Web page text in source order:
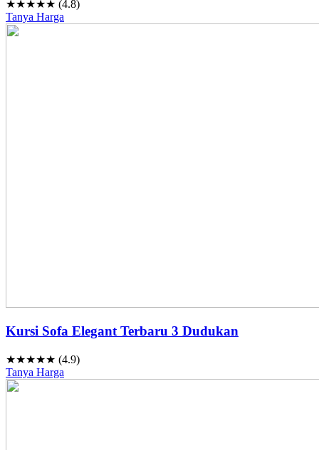
★★★★★ (4.8)
Tanya Harga
Kursi Sofa Elegant Terbaru 3 Dudukan
★★★★★ (4.9)
Tanya Harga